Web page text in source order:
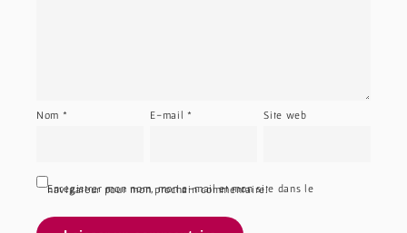
Nom * E-mail* Site web
Enregistrer mon nom, mon e-mail et mon site dans le navigateur pour mon prochain commentaire.